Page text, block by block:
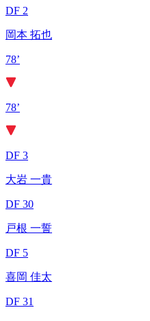
DF 2
岡本 拓也
78’
78’
DF 3
大岩 一貴
DF 30
戸根 一誓
DF 5
喜岡 佳太
DF 31